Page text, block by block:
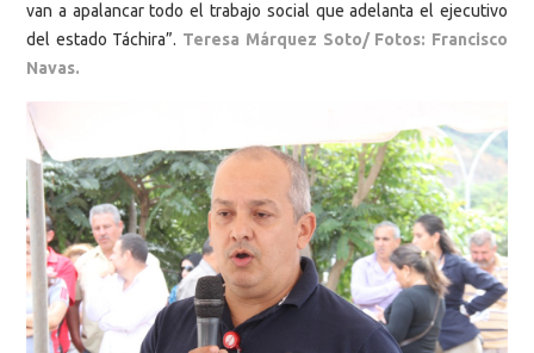
van a apalancar todo el trabajo social que adelanta el ejecutivo
del estado Táchira”. Teresa Márquez Soto/ Fotos: Francisco
Navas.